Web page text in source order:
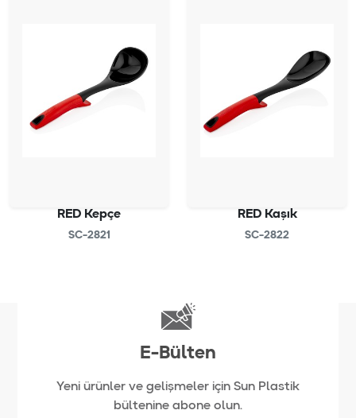
RED Kepçe
SC-2821
RED Kaşık
SC-2822
E-Bülten
Yeni ürünler ve gelişmeler için Sun Plastik
bültenine abone olun.